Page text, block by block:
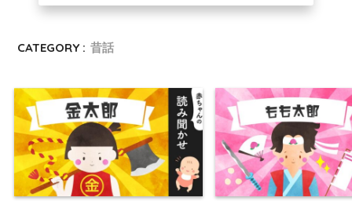
CATEGORY : 昔話